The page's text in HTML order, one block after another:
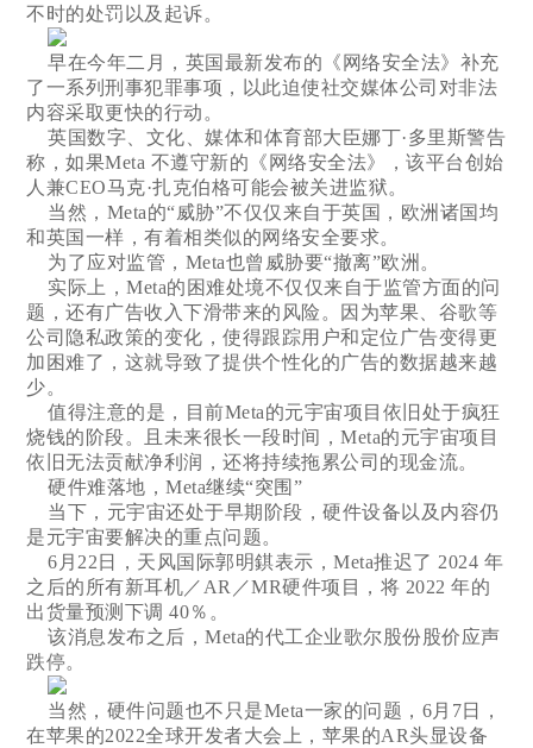
不时的处罚以及起诉。
早在今年二月，英国最新发布的《网络安全法》补充
了一系列刑事犯罪事项，以此迫使社交媒体公司对非法
内容采取更快的行动。
英国数字、文化、媒体和体育部大臣娜丁·多里斯警告
称，如果Meta 不遵守新的《网络安全法》，该平台创始
人兼CEO马克·扎克伯格可能会被关进监狱。
当然，Meta的“威胁”不仅仅来自于英国，欧洲诸国均
和英国一样，有着相类似的网络安全要求。
为了应对监管，Meta也曾威胁要“撤离”欧洲。
实际上，Meta的困难处境不仅仅来自于监管方面的问
题，还有广告收入下滑带来的风险。因为苹果、谷歌等
公司隐私政策的变化，使得跟踪用户和定位广告变得更
加困难了，这就导致了提供个性化的广告的数据越来越
少。
值得注意的是，目前Meta的元宇宙项目依旧处于疯狂
烧钱的阶段。且未来很长一段时间，Meta的元宇宙项目
依旧无法贡献净利润，还将持续拖累公司的现金流。
硬件难落地，Meta继续“突围”
当下，元宇宙还处于早期阶段，硬件设备以及内容仍
是元宇宙要解决的重点问题。
6月22日，天风国际郭明錤表示，Meta推迟了 2024 年
之后的所有新耳机／AR／MR硬件项目，将 2022 年的
出货量预测下调 40％。
该消息发布之后，Meta的代工企业歌尔股份股价应声
跌停。
当然，硬件问题也不只是Meta一家的问题，6月7日，
在苹果的2022全球开发者大会上，苹果的AR头显设备